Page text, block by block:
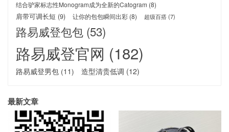
结合驴家标志性Monogram成为全新的Catogram (8)
肩带可调长短 (9) 让你的包包瞬间出彩 (8) 超级百搭(7)
路易威登包包 (53)
路易威登官网 (182)
路易威登男包 (11) 造型清贵低调 (12)
最新文章